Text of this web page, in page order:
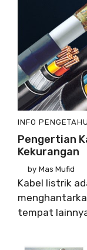
INFO
Pengertian
Kekurangan
by Mas Mufid
Kabel listrik
tempat